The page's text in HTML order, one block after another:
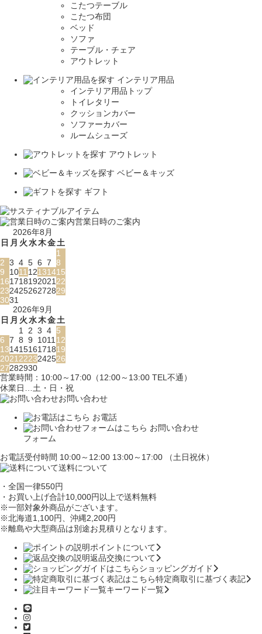
こたつテーブル
こたつ布団
ベッド
ソファ
テーブル・チェア
アウトレット
インテリア用品
インテリア用品トップ
トイレタリー
クッションカバー
ソファーカバー
ルームシューズ
アウトレット
ベビー＆キッズ
ギフト
営業日時のご案内
2026年8月
日 月 火水木金土
1
2 3 4 5 6 7 8
9
1011 12131415
161718192021 22
23242526272829
3031
2026年9月
日 月 火水木金土
1
2 3 4 5
6 7 8 9 1011 12
13141516171819
2021 2223242526
27282930
営業時間：10:00～17:00（12:00～13:00 TEL不通）
休業日…土・日・祝
お問い合わせ
お電話
お問い合わせ
フォーム
お電話受付時間 10:00～12:00 13:00～17:00 （土日祝休）
送料について
・全国一律550円
・お買い上げ合計10,000円以上で送料無料
※一部対象外商品がございます。
※北海道1,100円 、沖縄2,200円
※離島や大型商品は別途お見積りとなります。
ポイントについて
返品交換について
ショッピングガイド
特定商取引に基づく表記
キーワード一覧